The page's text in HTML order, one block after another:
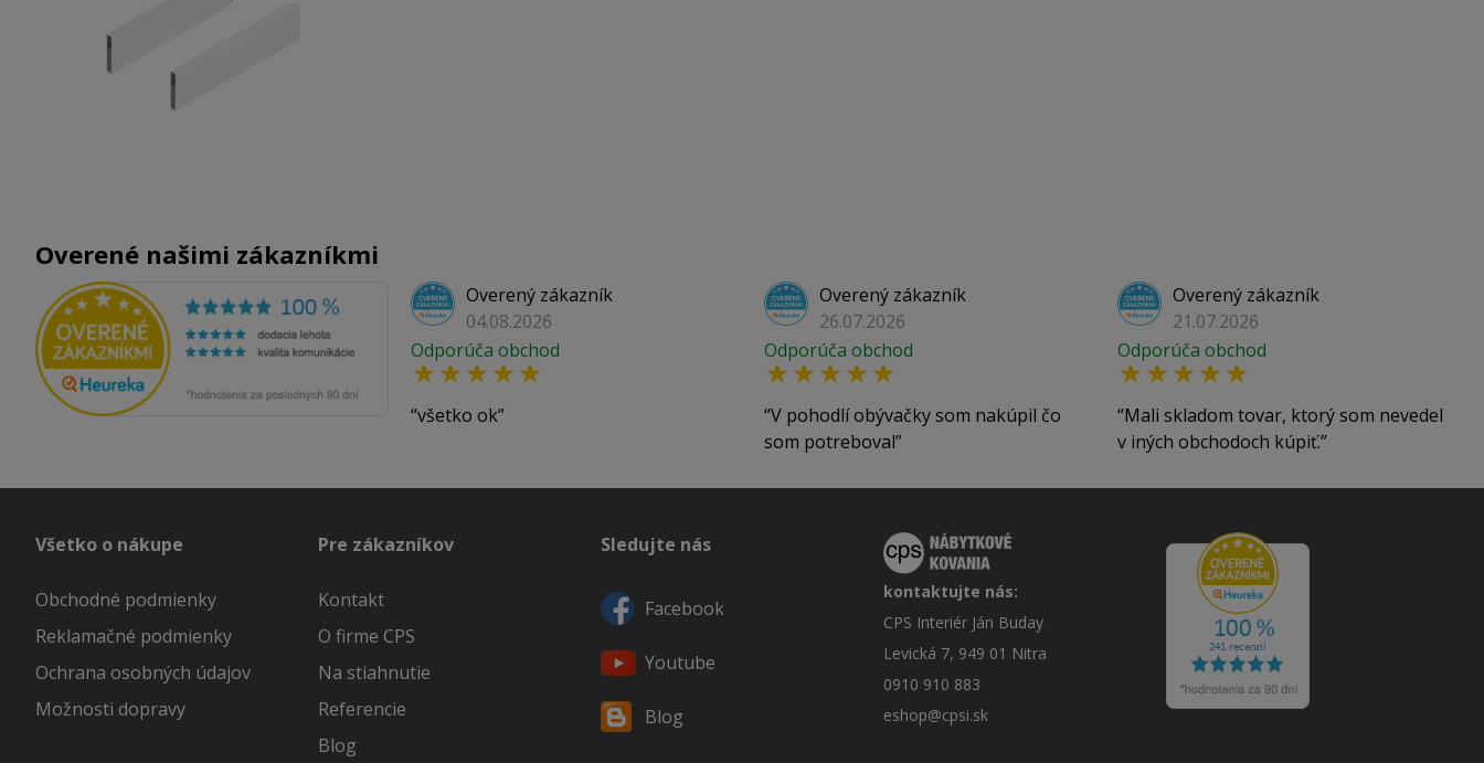
Overené našimi zákazníkmi
Overený zákazník
04.08.2026
Odporúča obchod
všetko ok
Overený zákazník
26.07.2026
Odporúča obchod
V pohodlí obývačky som nakúpil čo
som potreboval
Overený zákazník
21.07.2026
Odporúča obchod
Mali skladom tovar, ktorý som nevedel
v iných obchodoch kúpiť.
Všetko o nákupe
Obchodné podmienky
Reklamačné podmienky
Ochrana osobných údajov
Možnosti dopravy
Pre zákazníkov
Kontakt
O firme CPS
Na stiahnutie
Referencie
Blog
Sledujte nás
Facebook
Youtube
Blog
kontaktujte nás:
CPS Interiér Ján Buday
Levická 7, 949 01 Nitra
0910 910 883
eshop@cpsi.sk